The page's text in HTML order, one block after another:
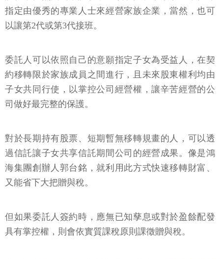
指定由優秀的專業人士來經營家族企業，當然，也可
以讓第2代或第3代接班。
委託人可以依照自己的意願指定子女為受益人，在契
約移轉限於家族成員之間進行，且未來股東權利均由
子女共同行使，以掌控公司經營權，讓辛苦經營的公
司做好最完整的保護。
對於長期持有股票、短期暫無移轉規畫的人，可以透
過信託讓子女共享信託期間公司的經營成果。像是鴻
海集團創辦人郭台銘，就利用此方式快速移轉財富、
又能省下大把贈與稅。
但如果委託人簽約時，應無已知孳息或對於盈餘配發
具有掌控權，則會依實質課稅原則課徵贈與稅。